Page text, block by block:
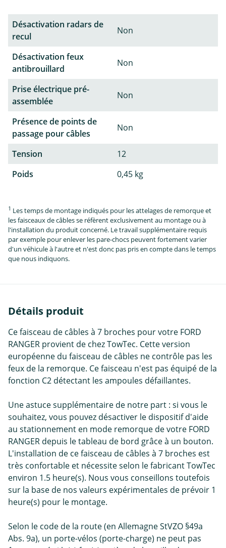
Désactivation radars de
recul
Non
Désactivation feux
antibrouillard
Non
Prise électrique pré-
assemblée
Non
Présence de points de
passage pour câbles
Non
Tension
12
Poids
0,45 kg
1 Les temps de montage indiqués pour les attelages de remorque et
les faisceaux de câbles se réfèrent exclusivement au montage ou à
l'installation du produit concerné. Le travail supplémentaire requis
par exemple pour enlever les pare-chocs peuvent fortement varier
d'un véhicule à l'autre et n'est donc pas pris en compte dans le temps
que nous indiquons.
Détails produit
Ce faisceau de câbles à 7 broches pour votre FORD
RANGER provient de chez TowTec. Cette version
européenne du faisceau de câbles ne contrôle pas les
feux de la remorque. Ce faisceau n'est pas équipé de la
fonction C2 détectant les ampoules défaillantes.
Une astuce supplémentaire de notre part : si vous le
souhaitez, vous pouvez désactiver le dispositif d'aide
au stationnement en mode remorque de votre FORD
RANGER depuis le tableau de bord grâce à un bouton.
L'installation de ce faisceau de câbles à 7 broches est
très confortable et nécessite selon le fabricant TowTec
environ 1.5 heure(s). Nous vous conseillons toutefois
sur la base de nos valeurs expérimentales de prévoir 1
heure(s) pour le montage.
Selon le code de la route (en Allemagne StVZO §49a
Abs. 9a), un porte-vélos (porte-charge) ne peut pas